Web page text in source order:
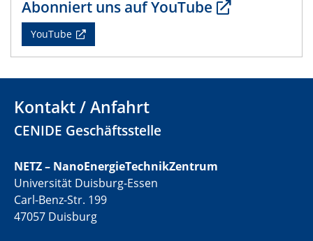
22.05.2024
CENIDE Mitgliederversammlung
Physikalisches Kolloquium
29.05.2024
Physikalisches Kolloquium
04.06.2024
SFB 1242 Kolloquium
05.06.2024
GDCh Kolloquium
Abonniert uns auf YouTube
YouTube
Kontakt / Anfahrt
CENIDE Geschäftsstelle
NETZ – NanoEnergieTechnikZentrum
Universität Duisburg-Essen
Carl-Benz-Str. 199
47057 Duisburg